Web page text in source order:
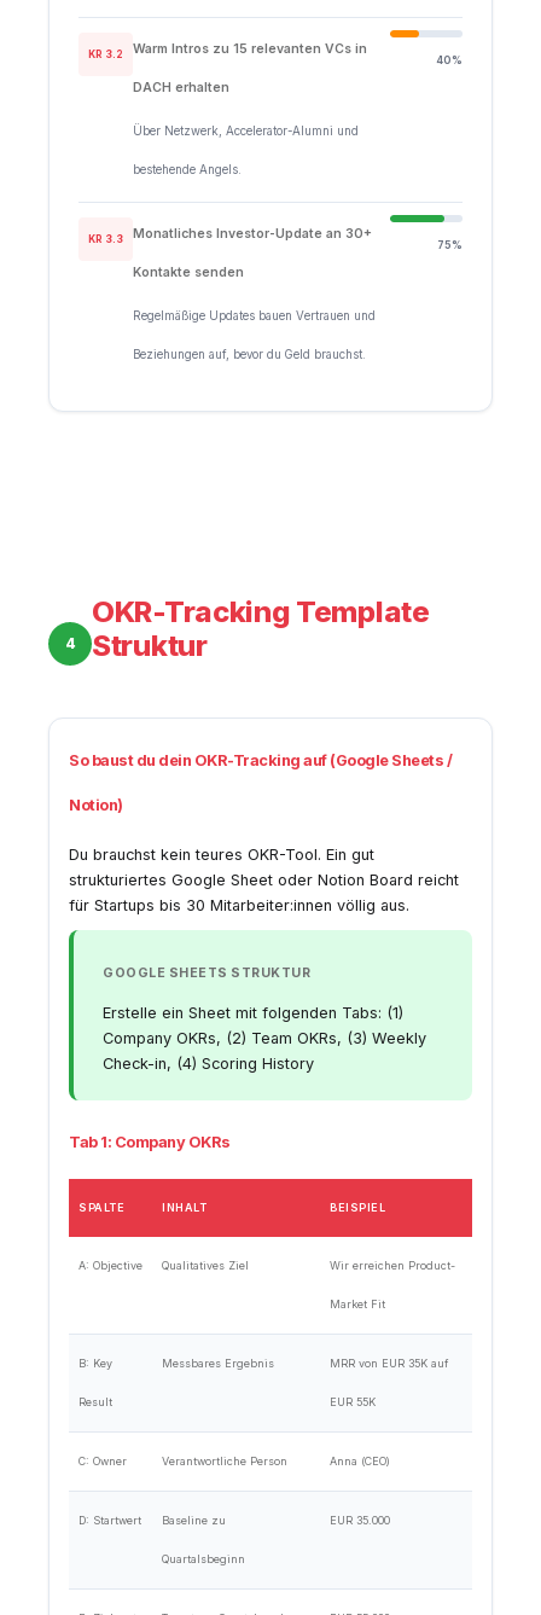
KR 3.2 Warm Intros zu 15 relevanten VCs in
DACH erhalten
Über Netzwerk, Accelerator-Alumni und
bestehende Angels.
40%
KR 3.3 Monatliches Investor-Update an 30+
Kontakte senden
Regelmäßige Updates bauen Vertrauen und
Beziehungen auf, bevor du Geld brauchst.
75%
4
OKR-Tracking Template
Struktur
So baust du dein OKR-Tracking auf (Google Sheets /
Notion)
Du brauchst kein teures OKR-Tool. Ein gut
strukturiertes Google Sheet oder Notion Board reicht
für Startups bis 30 Mitarbeiter:innen völlig aus.
GOOGLE SHEETS STRUKTUR
Erstelle ein Sheet mit folgenden Tabs: (1)
Company OKRs, (2) Team OKRs, (3) Weekly
Check-in, (4) Scoring History
Tab 1: Company OKRs
SPALTE INHALT BEISPIEL
A: Objective Qualitatives Ziel Wir erreichen Product-
Market Fit
B: Key
Result
Messbares Ergebnis MRR von EUR 35K auf
EUR 55K
C: Owner Verantwortliche Person Anna (CEO)
D: Startwert Baseline zu
Quartalsbeginn
EUR 35.000